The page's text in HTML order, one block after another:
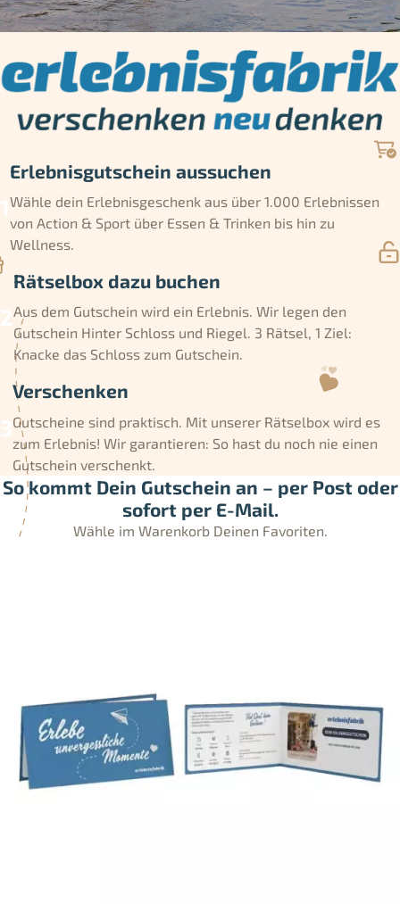
Erlebnisgutschein aussuchen
Wähle dein Erlebnisgeschenk aus über 1.000 Erlebnissen
von Action & Sport über Essen & Trinken bis hin zu
Wellness.
Rätselbox dazu buchen
Aus dem Gutschein wird ein Erlebnis. Wir legen den
Gutschein Hinter Schloss und Riegel. 3 Rätsel, 1 Ziel:
Knacke das Schloss zum Gutschein.
Verschenken
Gutscheine sind praktisch. Mit unserer Rätselbox wird es
zum Erlebnis! Wir garantieren: So hast du noch nie einen
Gutschein verschenkt.
So kommt Dein Gutschein an – per Post oder
sofort per E-Mail.
Wähle im Warenkorb Deinen Favoriten.